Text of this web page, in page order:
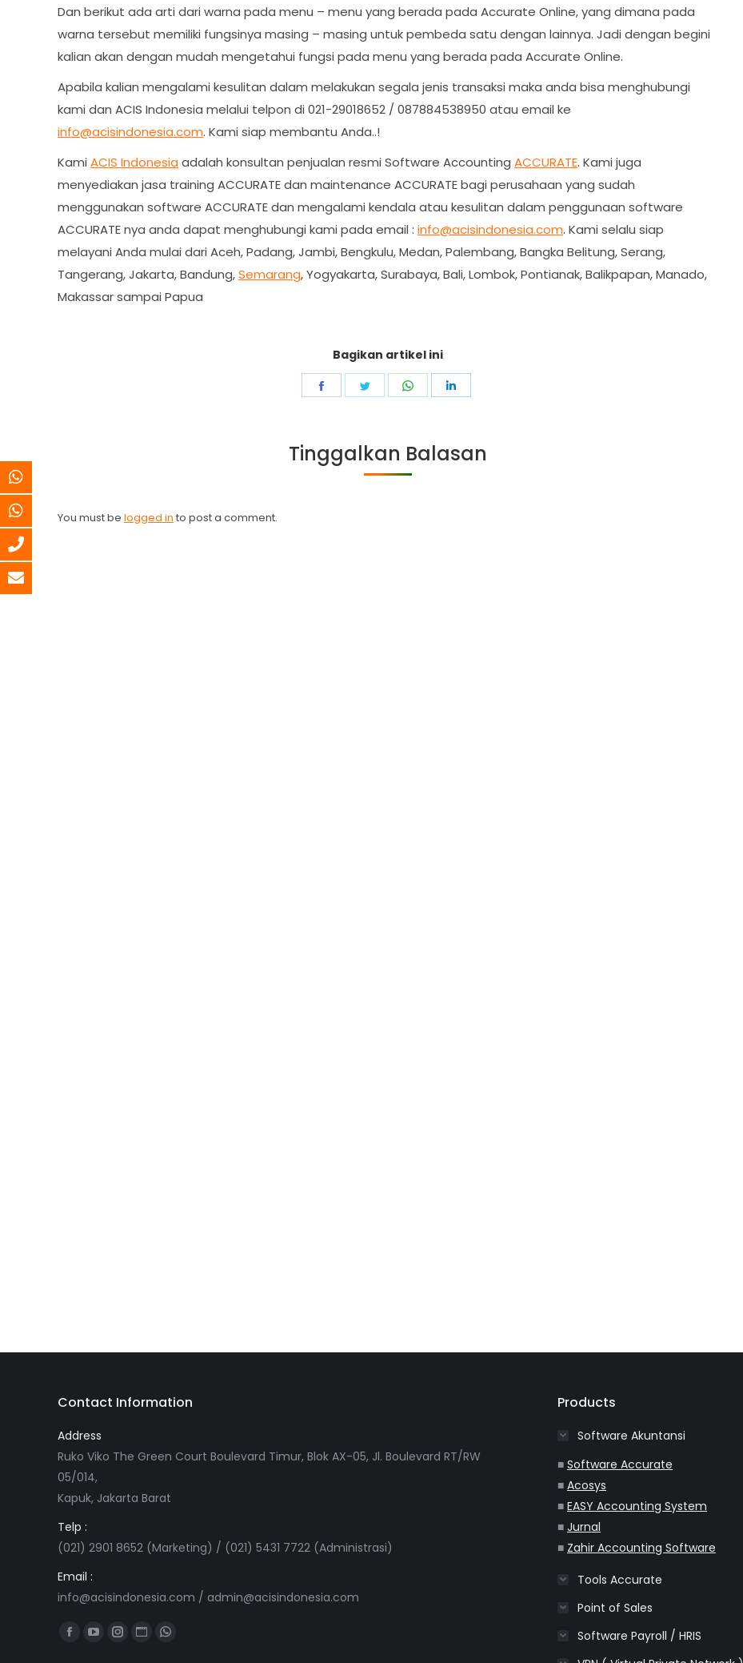
Dan berikut ada arti dari warna pada menu – menu yang berada pada Accurate Online, yang dimana pada
warna tersebut memiliki fungsinya masing – masing untuk pembeda satu dengan lainnya. Jadi dengan begini
kalian akan dengan mudah mengetahui fungsi pada menu yang berada pada Accurate Online.
Apabila kalian mengalami kesulitan dalam melakukan segala jenis transaksi maka anda bisa menghubungi
kami dan ACIS Indonesia melalui telpon di 021-29018652 / 087884538950 atau email ke
info@acisindonesia.com. Kami siap membantu Anda..!
Kami ACIS Indonesia adalah konsultan penjualan resmi Software Accounting ACCURATE. Kami juga
menyediakan jasa training ACCURATE dan maintenance ACCURATE bagi perusahaan yang sudah
menggunakan software ACCURATE dan mengalami kendala atau kesulitan dalam penggunaan software
ACCURATE nya anda dapat menghubungi kami pada email : info@acisindonesia.com. Kami selalu siap
melayani Anda mulai dari Aceh, Padang, Jambi, Bengkulu, Medan, Palembang, Bangka Belitung, Serang,
Tangerang, Jakarta, Bandung,Semarang, Yogyakarta, Surabaya, Bali, Lombok, Pontianak, Balikpapan, Manado,
Makassar sampai Papua
Bagikan artikel ini
Share
Share
Share
Tinggalkan Balasan
You must be logged in to post a comment.
Contact Information
Address
Ruko Viko The Green Court Boulevard Timur, Blok AX-05, Jl. Boulevard RT/RW
05/014,
Kapuk, Jakarta Barat
Telp :
(021) 2901 8652 (Marketing) / (021) 5431 7722 (Administrasi)
Email :
info@acisindonesia.com / admin@acisindonesia.com
Find us on:
FacebookYouTube
Instagram
WebsiteWhatsapp
Products
Software Akuntansi
■ Software Accurate
■ Acosys
■ EASY Accounting System
■ Jurnal
■ Zahir Accounting Software
Tools Accurate
Point of Sales
Software Payroll / HRIS